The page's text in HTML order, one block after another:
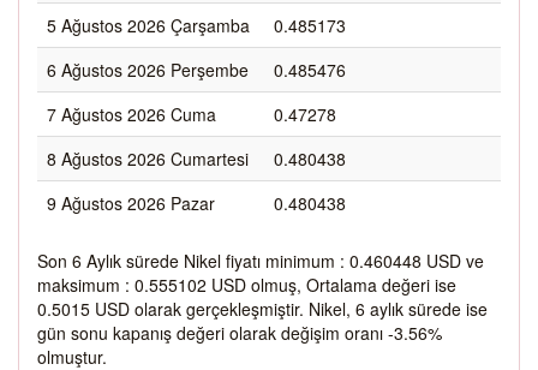
5 Ağustos 2026 Çarşamba
0.485173
6 Ağustos 2026 Perşembe
0.485476
7 Ağustos 2026 Cuma
0.47278
8 Ağustos 2026 Cumartesi
0.480438
9 Ağustos 2026 Pazar
0.480438
Son 6 Aylık sürede Nikel fiyatı minimum : 0.460448 USD ve
maksimum : 0.555102 USD olmuş, Ortalama değeri ise
0.5015 USD olarak gerçekleşmiştir. Nikel, 6 aylık sürede ise
gün sonu kapanış değeri olarak değişim oranı -3.56%
olmuştur.